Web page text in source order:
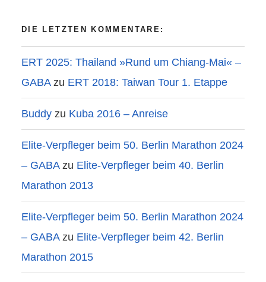
DIE LETZTEN KOMMENTARE:
ERT 2025: Thailand »Rund um Chiang-Mai« –
GABAzu ERT 2018: Taiwan Tour 1. Etappe
Buddy zu Kuba 2016 – Anreise
Elite-Verpfleger beim 50. Berlin Marathon 2024
– GABAzu Elite-Verpfleger beim 40. Berlin
Marathon 2013
Elite-Verpfleger beim 50. Berlin Marathon 2024
– GABAzu Elite-Verpfleger beim 42. Berlin
Marathon 2015